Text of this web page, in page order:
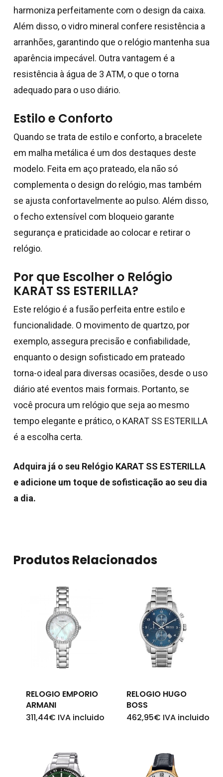
Nenhum produto no
carrinho.
Go To Shop
harmoniza perfeitamente com o design da caixa.
Além disso, o vidro mineral confere resistência a
arranhões, garantindo que o relógio mantenha sua
aparência impecável. Outra vantagem é a
resistência à água de 3 ATM, o que o torna
adequado para o uso diário.
Estilo e Conforto
Quando se trata de estilo e conforto, a bracelete
em malha metálica é um dos destaques deste
modelo. Feita em aço prateado, ela não só
complementa o design do relógio, mas também
se ajusta confortavelmente ao pulso. Além disso,
o fecho extensível com bloqueio garante
segurança e praticidade ao colocar e retirar o
relógio.
Por que Escolher o Relógio
KARAT SS ESTERILLA?
Este relógio é a fusão perfeita entre estilo e
funcionalidade. O movimento de quartzo, por
exemplo, assegura precisão e confiabilidade,
enquanto o design sofisticado em prateado
torna-o ideal para diversas ocasiões, desde o uso
diário até eventos mais formais. Portanto, se
você procura um relógio que seja ao mesmo
tempo elegante e prático, o KARAT SS ESTERILLA
é a escolha certa.
Adquira já o seu Relógio KARAT SS ESTERILLA
e adicione um toque de sofisticação ao seu dia
a dia.
Produtos Relacionados
RELOGIO EMPORIO
ARMANI
311,44€ IVA incluido
RELOGIO HUGO
BOSS
462,95€ IVA incluido